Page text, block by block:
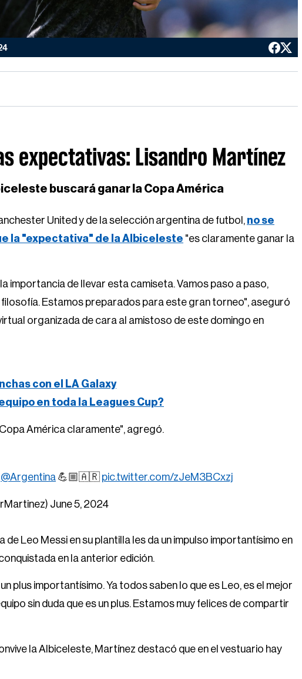
expectativas: Lisandro Martínez
buscará ganar la Copa América
United y de la selección argentina de futbol, no se
la "expectativa" de la Albiceleste "es claramente ganar la
importancia de llevar esta camiseta. Vamos paso a paso,
Estamos preparados para este gran torneo", aseguró
organizada de cara al amistoso de este domingo en
con el LA Galaxy
en toda la Leagues Cup?
América claramente", agregó.
@Argentina 💪🏼🇦🇷 pic.twitter.com/zJeM3BCxzj
June 5, 2024
Leo Messi en su plantilla les da un impulso importantísimo en
en la anterior edición.
plus importantísimo. Ya todos saben lo que es Leo, es el mejor
sin duda que es un plus. Estamos muy felices de compartir
la Albiceleste, Martínez destacó que en el vestuario hay